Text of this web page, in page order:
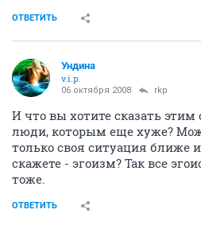
ОТВЕТИТЬ
Ундина
v.i.p.
06 октября 2008 rkp
И что вы хотите сказать этим
люди, которым еще хуже?
только своя ситуация ближе
скажете - эгоизм? Так все
тоже.
ОТВЕТИТЬ